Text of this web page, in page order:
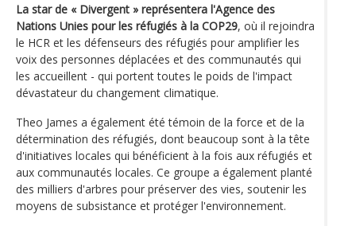
La star de « Divergent » représentera l'Agence des
Nations Unies pour les réfugiés à la COP29, où il rejoindra
le HCR et les défenseurs des réfugiés pour amplifier les
voix des personnes déplacées et des communautés qui
les accueillent - qui portent toutes le poids de l'impact
dévastateur du changement climatique.
Theo James a également été témoin de la force et de la
détermination des réfugiés, dont beaucoup sont à la tête
d'initiatives locales qui bénéficient à la fois aux réfugiés et
aux communautés locales. Ce groupe a également planté
des milliers d'arbres pour préserver des vies, soutenir les
moyens de subsistance et protéger l'environnement.